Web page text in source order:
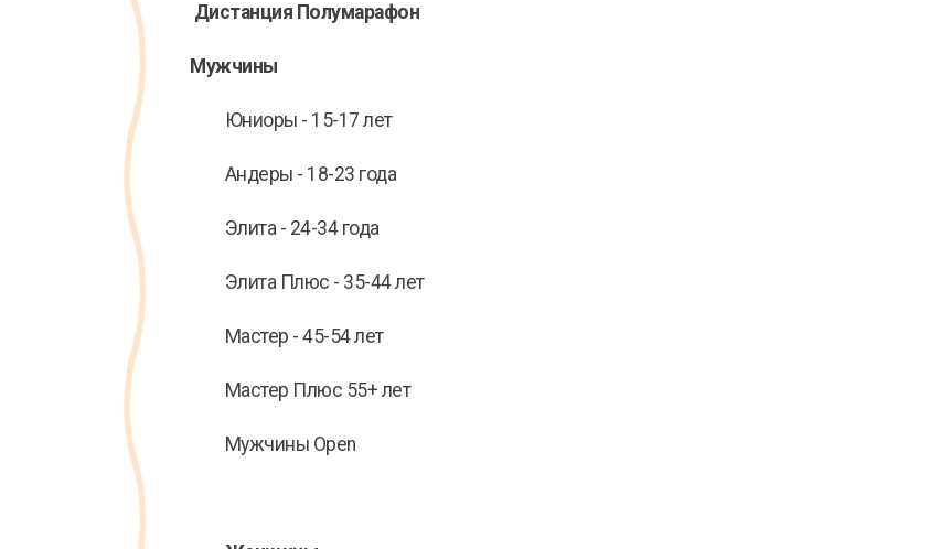
Дистанция Полумарафон
Мужчины
Юниоры - 15-17 лет
Андеры - 18-23 года
Элита - 24-34 года
Элита Плюс - 35-44 лет
Мастер - 45-54 лет
Мастер Плюс 55+ лет
Мужчины Open